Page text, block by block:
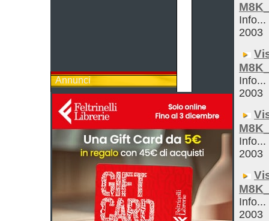
Annunci
Info...
2003
Info...
2003
Info...
2003
Info...
2003